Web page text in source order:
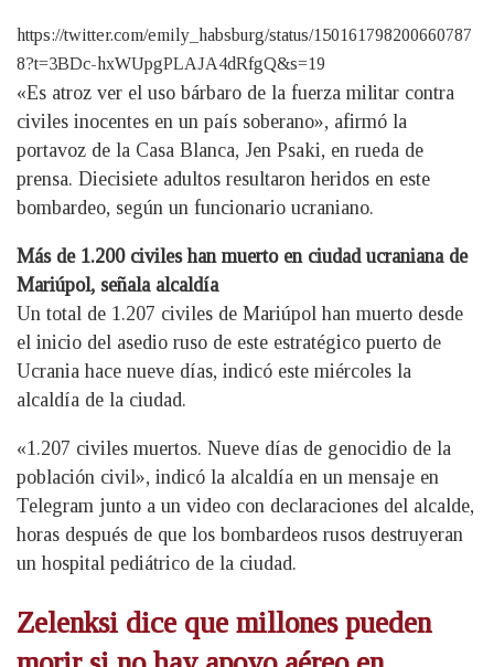
https://twitter.com/emily_habsburg/status/150161798200660787
8?t=3BDc-hxWUpgPLAJA4dRfgQ&s=19
«Es atroz ver el uso bárbaro de la fuerza militar contra
civiles inocentes en un país soberano», afirmó la
portavoz de la Casa Blanca, Jen Psaki, en rueda de
prensa. Diecisiete adultos resultaron heridos en este
bombardeo, según un funcionario ucraniano.
Más de 1.200 civiles han muerto en ciudad ucraniana de
Mariúpol, señala alcaldía
Un total de 1.207 civiles de Mariúpol han muerto desde
el inicio del asedio ruso de este estratégico puerto de
Ucrania hace nueve días, indicó este miércoles la
alcaldía de la ciudad.
«1.207 civiles muertos. Nueve días de genocidio de la
población civil», indicó la alcaldía en un mensaje en
Telegram junto a un video con declaraciones del alcalde,
horas después de que los bombardeos rusos destruyeran
un hospital pediátrico de la ciudad.
Zelenksi dice que millones pueden